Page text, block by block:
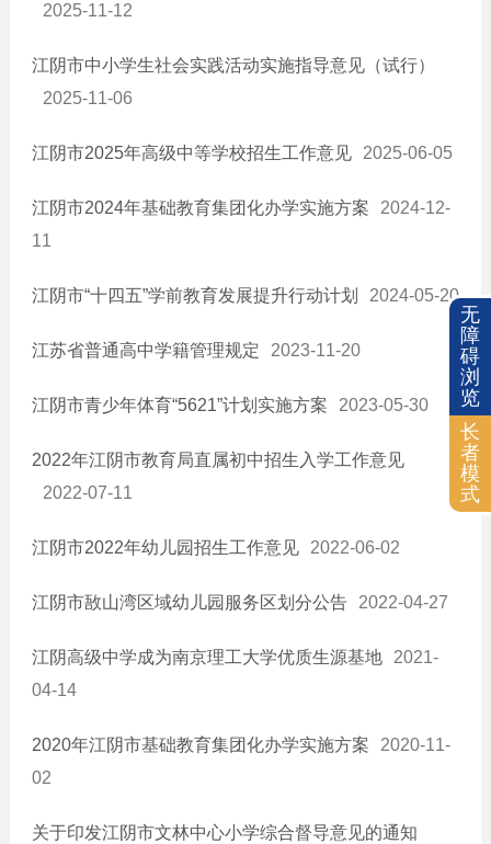
民办学校监督
随迁子女入学
学区划分
质量信息
降低要素成本信息
税收优惠
基层政务信息
农业供给侧改革
涉农补贴
国有企业
2025-11-12
江阴市中小学生社会实践活动实施指导意见（试行）
2025-11-06
江阴市2025年高级中等学校招生工作意见 2025-06-05
江阴市2024年基础教育集团化办学实施方案
2024-12-
11
江阴市“十四五”学前教育发展提升行动计划 2024-05-20
江苏省普通高中学籍管理规定 2023-11-20
江阴市青少年体育“5621”计划实施方案 2023-05-30
2022年江阴市教育局直属初中招生入学工作意见
2022-07-11
江阴市2022年幼儿园招生工作意见 2022-06-02
江阴市敔山湾区域幼儿园服务区划分公告 2022-04-27
江阴高级中学成为南京理工大学优质生源基地
2021-
04-14
2020年江阴市基础教育集团化办学实施方案
2020-11-
02
关于印发江阴市文林中心小学综合督导意见的通知
无
障
碍
浏
览
长
者
模
式